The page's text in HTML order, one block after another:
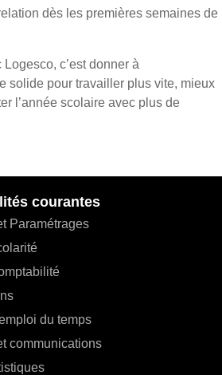
dès les premières semaines de
c’est donner à
solide pour travailler plus vite, mieux
l’année scolaire avec plus de
courantes
Paramétrages
du temps
communications